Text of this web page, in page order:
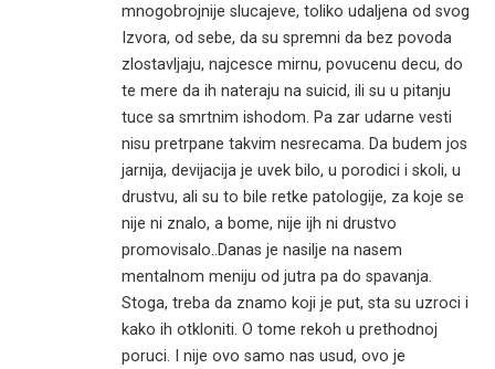
mnogobrojnije slucajeve, toliko udaljena od svog
Izvora, od sebe, da su spremni da bez povoda
zlostavljaju, najcesce mirnu, povucenu decu, do
te mere da ih nateraju na suicid, ili su u pitanju
tuce sa smrtnim ishodom. Pa zar udarne vesti
nisu pretrpane takvim nesrecama. Da budem jos
jarnija, devijacija je uvek bilo, u porodici i skoli, u
drustvu, ali su to bile retke patologije, za koje se
nije ni znalo, a bome, nije ijh ni drustvo
promovisalo..Danas je nasilje na nasem
mentalnom meniju od jutra pa do spavanja.
Stoga, treba da znamo koji je put, sta su uzroci i
kako ih otkloniti. O tome rekoh u prethodnoj
poruci. I nije ovo samo nas usud, ovo je